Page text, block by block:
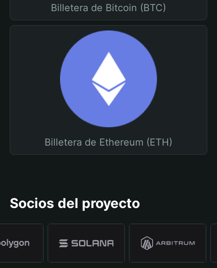
Billetera de Bitcoin (BTC)
Billetera de Ethereum (ETH)
Socios del proyecto